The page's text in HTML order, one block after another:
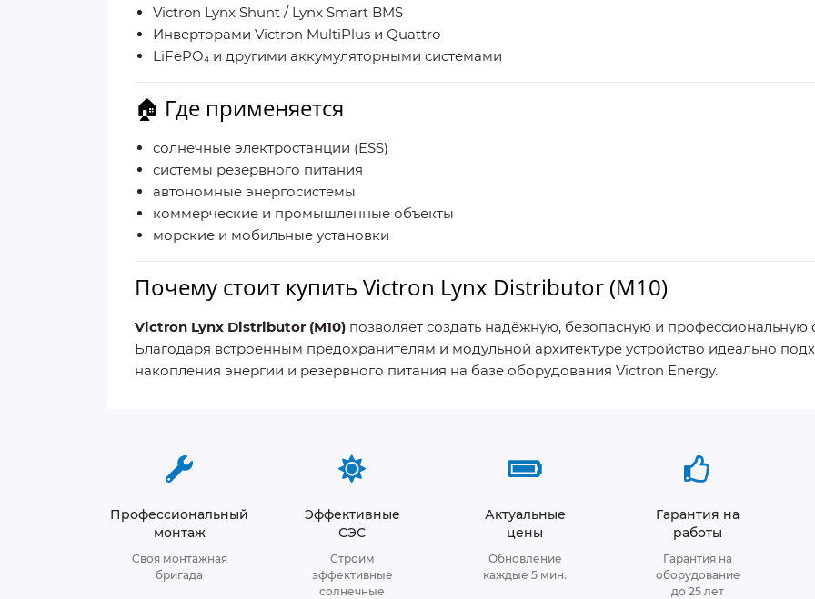
Victron Lynx Shunt / Lynx Smart BMS
Инверторами Victron MultiPlus и Quattro
LiFePO₄ и другими аккумуляторными системами
🏠 Где применяется
солнечные электростанции (ESS)
системы резервного питания
автономные энергосистемы
коммерческие и промышленные объекты
морские и мобильные установки
Почему стоит купить Victron Lynx Distributor (M10)
Victron Lynx Distributor (M10) позволяет создать надёжную, безопасную и профессиональную
Благодаря встроенным предохранителям и модульной архитектуре устройство идеально
накопления энергии и резервного питания на базе оборудования Victron Energy.
Профессиональный
монтаж
Своя монтажная
бригада
Эффективные
СЭС
Строим
эффективные
солнечные
Актуальные
цены
Обновление
каждые 5 мин.
Гарантия на
работы
Гарантия на
оборудование
до 25 лет